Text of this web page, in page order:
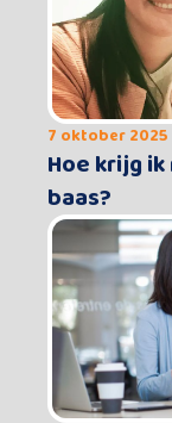
7 oktober 2025
Hoe krijg
baas?